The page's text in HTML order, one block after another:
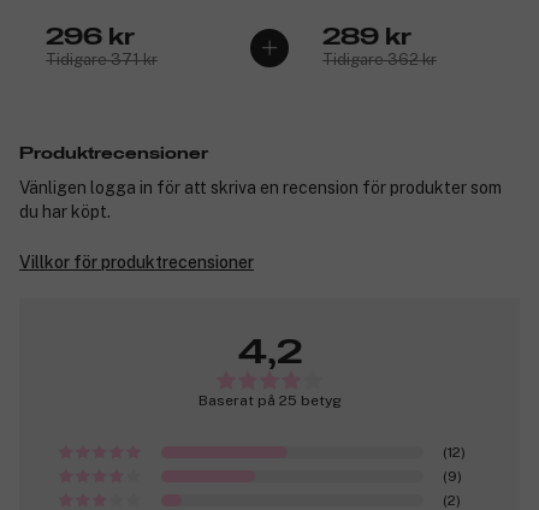
296 kr
Tidigare 371 kr
289 kr
Tidigare 362 kr
Produktrecensioner
Vänligen logga in för att skriva en recension för produkter som
du har köpt.
Villkor för produktrecensioner
4,2
Baserat på 25 betyg
(12)
(9)
(2)